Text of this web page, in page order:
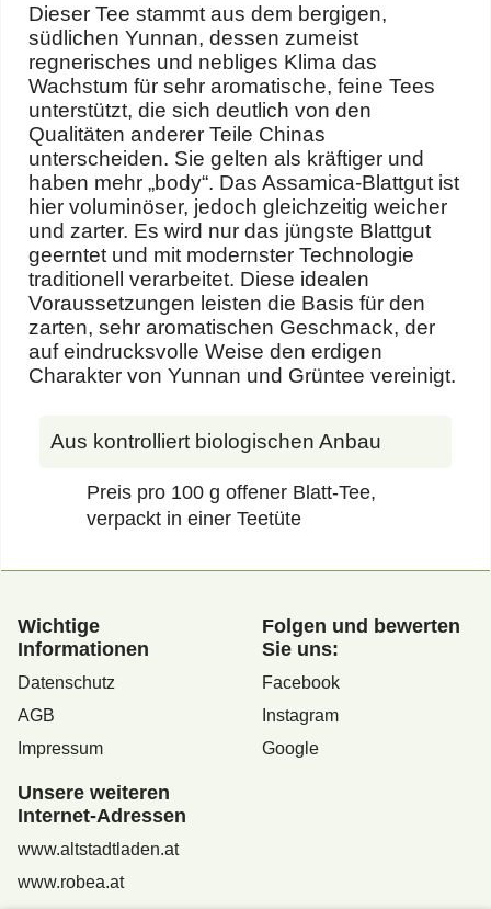
Dieser Tee stammt aus dem bergigen,
südlichen Yunnan, dessen zumeist
regnerisches und nebliges Klima das
Wachstum für sehr aromatische, feine Tees
unterstützt, die sich deutlich von den
Qualitäten anderer Teile Chinas
unterscheiden. Sie gelten als kräftiger und
haben mehr „body“. Das Assamica-Blattgut ist
hier voluminöser, jedoch gleichzeitig weicher
und zarter. Es wird nur das jüngste Blattgut
geerntet und mit modernster Technologie
traditionell verarbeitet. Diese idealen
Voraussetzungen leisten die Basis für den
zarten, sehr aromatischen Geschmack, der
auf eindrucksvolle Weise den erdigen
Charakter von Yunnan und Grüntee vereinigt.
Aus kontrolliert biologischen Anbau
Preis pro 100 g offener Blatt-Tee,
verpackt in einer Teetüte
Wichtige
Informationen
Datenschutz
AGB
Impressum
Folgen und bewerten
Sie uns:
Facebook
Instagram
Google
Unsere weiteren
Internet-Adressen
www.altstadtladen.at
www.robea.at